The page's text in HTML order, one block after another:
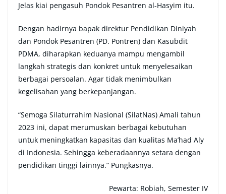
Jelas kiai pengasuh Pondok Pesantren al-Hasyim itu.
Dengan hadirnya bapak direktur Pendidikan Diniyah
dan Pondok Pesantren (PD. Pontren) dan Kasubdit
PDMA, diharapkan keduanya mampu mengambil
langkah strategis dan konkret untuk menyelesaikan
berbagai persoalan. Agar tidak menimbulkan
kegelisahan yang berkepanjangan.
“Semoga Silaturrahim Nasional (SilatNas) Amali tahun
2023 ini, dapat merumuskan berbagai kebutuhan
untuk meningkatkan kapasitas dan kualitas Ma’had Aly
di Indonesia. Sehingga keberadaannya setara dengan
pendidikan tinggi lainnya.” Pungkasnya.
Pewarta: Robiah, Semester IV